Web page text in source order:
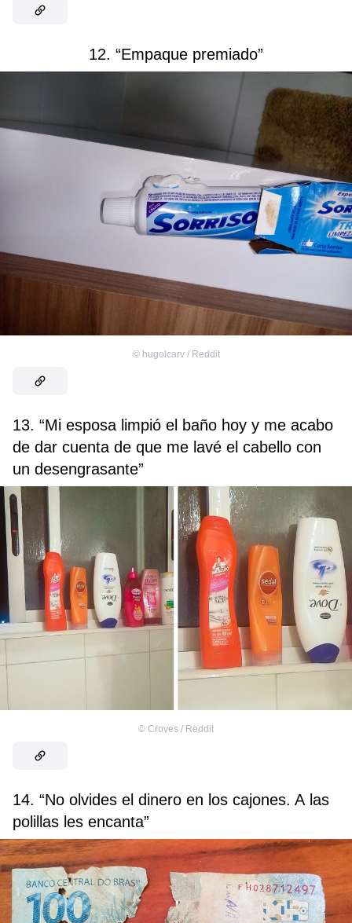
12. “Empaque premiado”
© hugolcarv / Reddit
13. “Mi esposa limpió el baño hoy y me acabo
de dar cuenta de que me lavé el cabello con
un desengrasante”
© Croves / Reddit
14. “No olvides el dinero en los cajones. A las
polillas les encanta”